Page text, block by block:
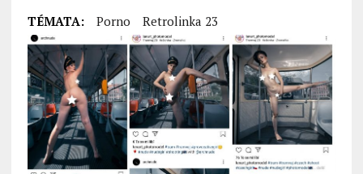
TÉMATA: Porno Retrolinka 23